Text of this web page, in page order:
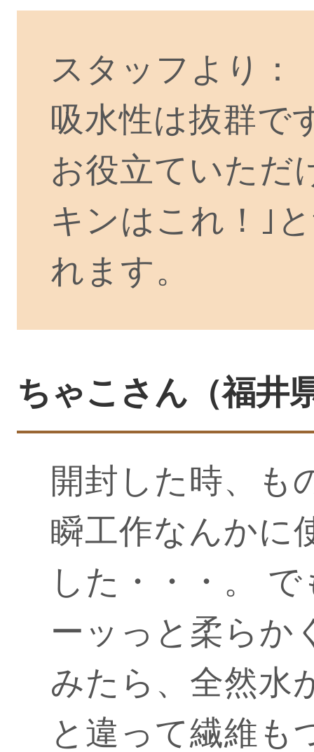
スタッフより：
吸水性は抜群で
お役立ていただ
キンはこれ！｣
れます。
ちゃこさん（福
開封した時、も
瞬工作なんかに
した・・・。
ーッっと柔らか
みたら、全然水
と違って繊維も